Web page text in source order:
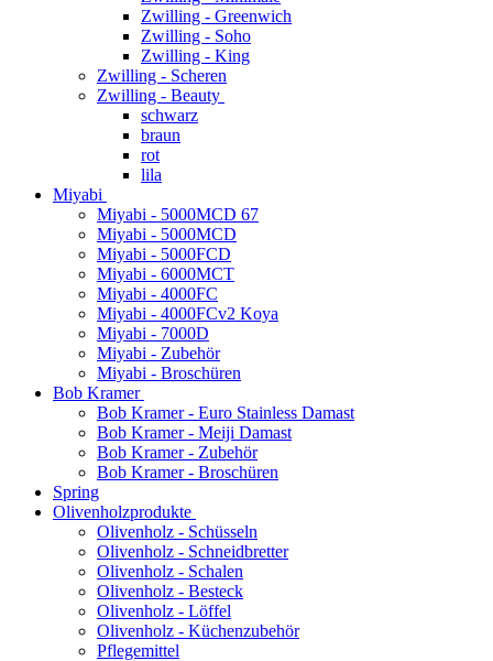
Zwilling - Greenwich
Zwilling - Soho
Zwilling - King
Zwilling - Scheren
Zwilling - Beauty
schwarz
braun
rot
lila
Miyabi
Miyabi - 5000MCD 67
Miyabi - 5000MCD
Miyabi - 5000FCD
Miyabi - 6000MCT
Miyabi - 4000FC
Miyabi - 4000FCv2 Koya
Miyabi - 7000D
Miyabi - Zubehör
Miyabi - Broschüren
Bob Kramer
Bob Kramer - Euro Stainless Damast
Bob Kramer - Meiji Damast
Bob Kramer - Zubehör
Bob Kramer - Broschüren
Spring
Olivenholzprodukte
Olivenholz - Schüsseln
Olivenholz - Schneidbretter
Olivenholz - Schalen
Olivenholz - Besteck
Olivenholz - Löffel
Olivenholz - Küchenzubehör
Pflegemittel